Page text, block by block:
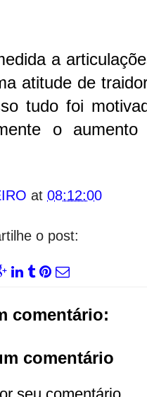
a
atitude de
tudo foi
o
at 08:12:00
o post:
comentário:
comentário